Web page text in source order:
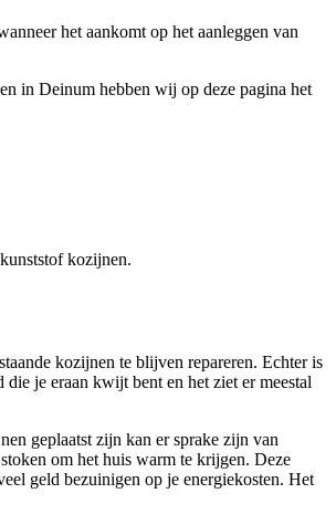
het aankomt op het aanleggen van
in Deinum hebben wij op deze pagina het
kozijnen.
kozijnen te blijven repareren. Echter is
je eraan kwijt bent en het ziet er meestal
geplaatst zijn kan er sprake zijn van
om het huis warm te krijgen. Deze
geld bezuinigen op je energiekosten. Het